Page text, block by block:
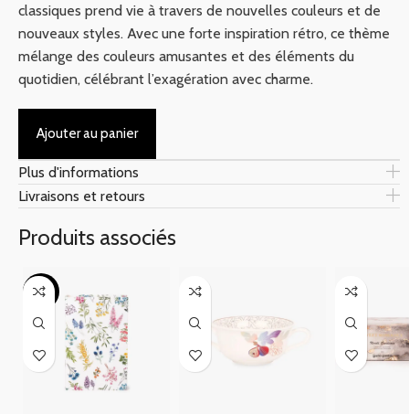
classiques prend vie à travers de nouvelles couleurs et de
nouveaux styles. Avec une forte inspiration rétro, ce thème
mélange des couleurs amusantes et des éléments du
quotidien, célébrant l’exagération avec charme.
Ajouter au panier
Plus d'informations
Livraisons et retours
Produits associés
-13%